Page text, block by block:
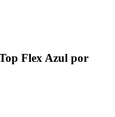
Flex Azul por